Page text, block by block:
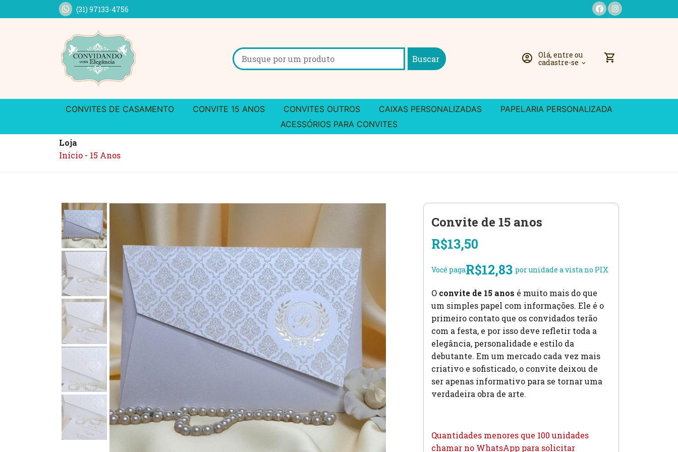
(31) 97133-4756
Search
for:
account_circle Olá, entre ou
cadastre-se expand_more shopping_cart
CONVITES DE CASAMENTO CONVITE 15 ANOS CONVITES OUTROS CAIXAS PERSONALIZADAS
PAPELARIA PERSONALIZADA
ACESSÓRIOS PARA CONVITES
Loja
Início - 15 Anos
Convite de 15 anos
R$13,50
Você pagaR$12,83 por unidade a vista no PIX
O convite de 15 anos é muito mais do que
um simples papel com informações. Ele é o
primeiro contato que os convidados terão
com a festa, e por isso deve refletir toda a
elegância, personalidade e estilo da
debutante. Em um mercado cada vez mais
criativo e sofisticado, o convite deixou de
ser apenas informativo para se tornar uma
verdadeira obra de arte.
Quantidades menores que 100 unidades
chamar no WhatsApp para solicitar